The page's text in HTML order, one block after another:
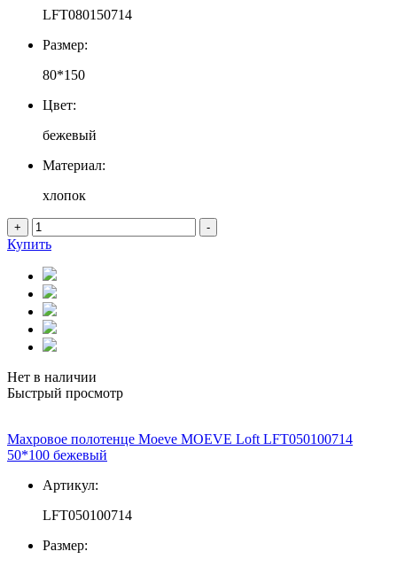
LFT080150714
Размер:
80*150
Цвет:
бежевый
Материал:
хлопок
+ -
Купить
Нет в наличии
Быстрый просмотр
Махровое полотенце Moeve MOEVE Loft LFT050100714
50*100 бежевый
Артикул:
LFT050100714
Размер: